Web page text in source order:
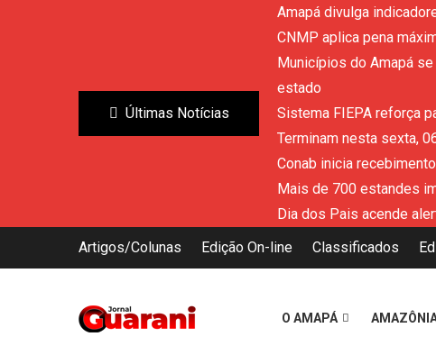
Últimas Notícias
Amapá divulga
CNMP aplica pena
Municípios do Amapá
estado
Sistema FIEPA reforça
Terminam nesta sexta,
Conab inicia
Mais de 700 estandes
Dia dos Pais acende
Artigos/Colunas
Edição On-line Classificados
O AMAPÁ